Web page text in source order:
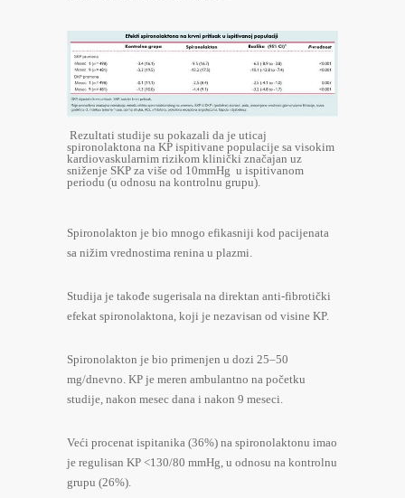
Rezultati studije su pokazali da je uticaj
spironolaktona na KP ispitivane populacije sa visokim
kardiovaskularnim rizikom klinički značajan uz
sniženje SKP za više od 10mmHg u ispitivanom
periodu (u odnosu na kontrolnu grupu).
Spironolakton je bio mnogo efikasniji kod pacijenata
sa nižim vrednostima renina u plazmi.
Studija je takođe sugerisala na direktan anti-fibrotički
efekat spironolaktona, koji je nezavisan od visine KP.
Spironolakton je bio primenjen u dozi 25–50
mg/dnevno. KP je meren ambulantno na početku
studije, nakon mesec dana i nakon 9 meseci.
Veći procenat ispitanika (36%) na spironolaktonu imao
je regulisan KP <130/80 mmHg, u odnosu na kontrolnu
grupu (26%).